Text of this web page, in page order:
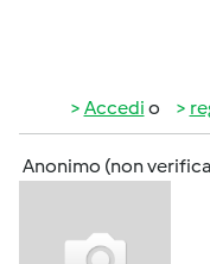
Accedi o
Anonimo (non